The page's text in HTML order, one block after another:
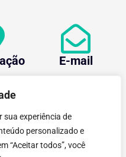
sua experiência de
personalizado e
“Aceitar todos”, você
Novo
400 ,
E-mail